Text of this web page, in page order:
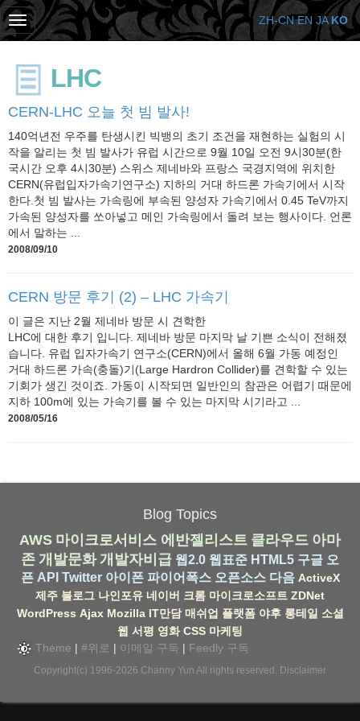
LHC
CERN-LHC 오늘 첫 빔 발사!
140억년전 우주를 탄생시킨 빅뱅의 초기 조건을 재현하는 실험의 시
작을 알리는 첫 빔 발사가 유럽 시간으로 9월 10일 오전 9시30분(한
국시간 오후 4시30분) 스위스 제네바와 프랑스 국경지역에 위치한
CERN(유럽입자가속기연구소) 지하의 거대 하드론 가속기에서 시작
한다.첫 빔 발사는 가속링에 부속된 양성자 가속기에서 0.45 TeV까지
가속된 양성자를 쏘아넣고 메인 가속링에서 돌려 보는 행사이다. 언론
에서 말하는 ...
2008/09/10
CERN 방문 후기 (2) – LHC 가속기
이 글은 지난 2월 제네바 방문 시 견학한
LHC에 대한 후기 입니다. 제네바 방문 마지막 날 기쁜 소식이 전해졌
습니다. 유럽 입자가속기 연구소(CERN)에서 올해 6월 가동 예정인
거대 하드론 가속(충돌)기(Large Hardron Collider)를 견학할 수 있는
기회가 생긴 것이죠. 가동이 시작되면 일반인의 참관은 어렵기 때문에
지하 100m에 있는 가속기를 볼 수 있는 마지막 시기라고 ...
2008/05/16
Blog Topics
AWS 마이크로서비스 에반젤리스트 클라우드 아마
존 개발문화 개발자비급 웹2.0 웹표준 HTML5 구글 오
픈 API Twitter 아이폰 파이어폭스 오픈소스 다음 ActiveX
제주 블로그 나인포유 네이버 크롬 마이크로소프트 ZDNet
WordPress Ajax Mozilla IT만담 매쉬업 플랫폼 야후 롱테일 소셜
웹 서평 영화 CSS 마케팅
Theme | #위로 | 이메일 구독 | Feedly 구독
Copyright(c) 1996-2026 Channy Yun All rights reserved. Disclaimer
ZH-CN EN JA KO